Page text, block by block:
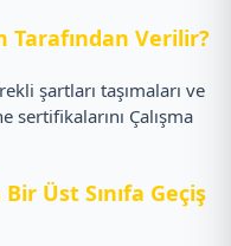
Tarafından Verilir?
şartları taşımaları ve
sertifikalarını Çalışma
Üst Sınıfa Geçiş